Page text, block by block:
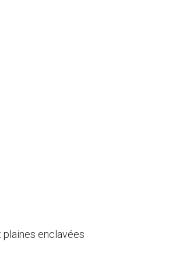
enclavées